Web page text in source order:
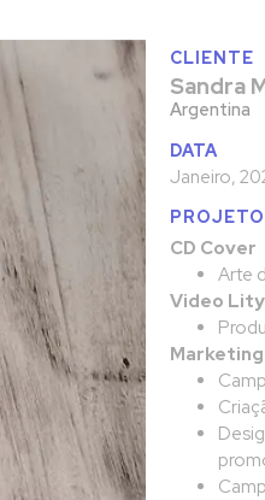
CLIENTE
Sandra
Argentina
DATA
Janeiro,
PROJETO
CD Cover
Arte
Video
Marketing